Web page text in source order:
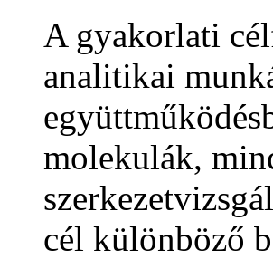
A gyakorlati
analitikai
molekulák,
cél különböző